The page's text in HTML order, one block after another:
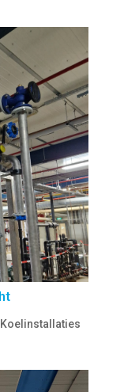
Koelinstallaties